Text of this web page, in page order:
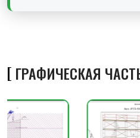
ГРАФИЧЕСКАЯ